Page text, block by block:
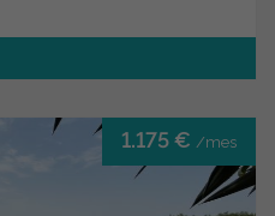
1.175 € /mes